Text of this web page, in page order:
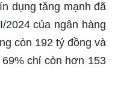
dụng tăng mạnh đã
của ngân hàng
còn 192 tỷ đồng và
chỉ còn hơn 153